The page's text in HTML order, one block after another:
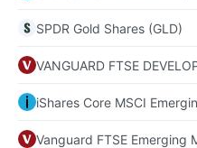
SPDR Gold Shares (GLD)
VANGUARD FTSE
iShares Core MSCI
Vanguard FTSE Emerging